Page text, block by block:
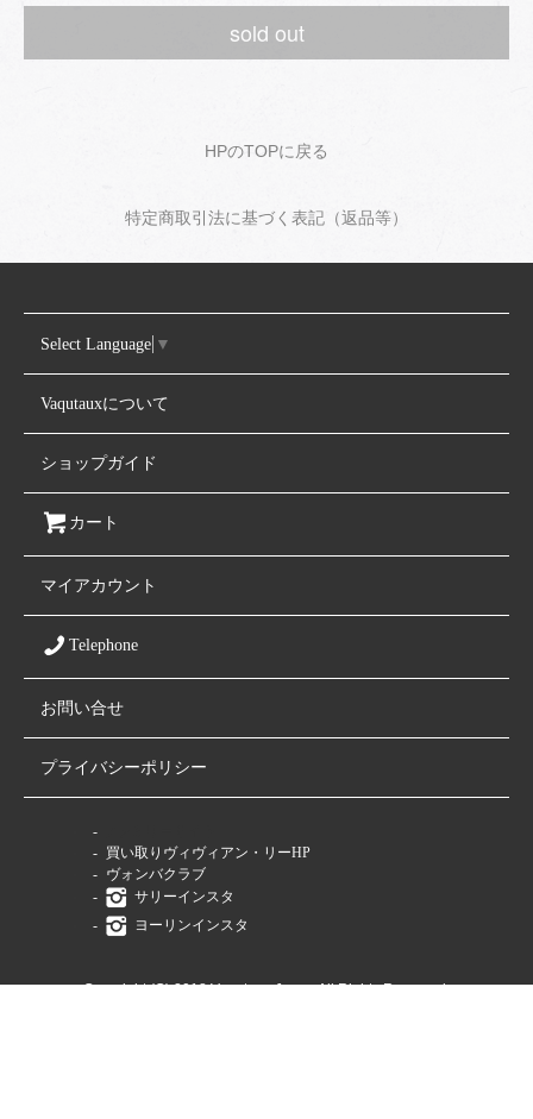
sold out
HPのTOPに戻る
特定商取引法に基づく表記（返品等）
Select Language ▼
Vaqutauxについて
ショップガイド
カート
マイアカウント
Telephone
お問い合せ
プライバシーポリシー
買い取りヴィヴィアン・リーHP
ヴォンバクラブ
サリーインスタ
ヨーリンインスタ
Copyright (C) 2018 Vaqutaux Japan All Rights Reserved.